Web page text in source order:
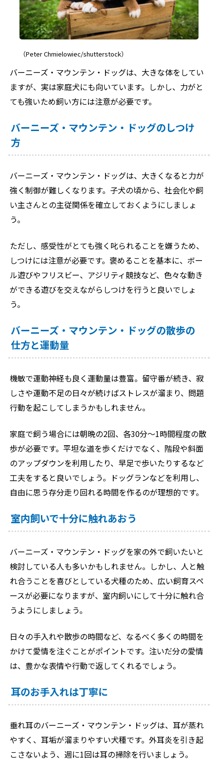
（Peter Chmielowiec/shutterstock）
バーニーズ・マウンテン・ドッグは、大きな体をしてい
ますが、実は家庭犬にも向いています。しかし、力がと
ても強いため飼い方には注意が必要です。
バーニーズ・マウンテン・ドッグのしつけ
方
バーニーズ・マウンテン・ドッグは、大きくなると力が
強く制御が難しくなります。子犬の頃から、社会化や飼
い主さんとの主従関係を確立しておくようにしましょ
う。
ただし、感受性がとても強く叱られることを嫌うため、
しつけには注意が必要です。褒めることを基本に、ボー
ル遊びやフリスビー、アジリティ競技など、色々な動き
ができる遊びを交えながらしつけを行うと良いでしょ
う。
バーニーズ・マウンテン・ドッグの散歩の
仕方と運動量
機敏で運動神経も良く運動量は豊富。留守番が続き、寂
しさや運動不足の日々が続けばストレスが溜まり、問題
行動を起こしてしまうかもしれません。
家庭で飼う場合には朝晩の2回、各30分〜1時間程度の散
歩が必要です。平坦な道を歩くだけでなく、階段や斜面
のアップダウンを利用したり、早足で歩いたりするなど
工夫をすると良いでしょう。ドッグランなどを利用し、
自由に思う存分走り回れる時間を作るのが理想的です。
室内飼いで十分に触れあおう
バーニーズ・マウンテン・ドッグを家の外で飼いたいと
検討している人も多いかもしれません。しかし、人と触
れ合うことを喜びとしている犬種のため、広い飼育スペ
ースが必要になりますが、室内飼いにして十分に触れ合
うようにしましょう。
日々の手入れや散歩の時間など、なるべく多くの時間を
かけて愛情を注ぐことがポイントです。注いだ分の愛情
は、豊かな表情や行動で返してくれるでしょう。
耳のお手入れは丁寧に
垂れ耳のバーニーズ・マウンテン・ドッグは、耳が蒸れ
やすく、耳垢が溜まりやすい犬種です。外耳炎を引き起
こさないよう、週に1回は耳の掃除を行いましょう。